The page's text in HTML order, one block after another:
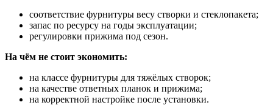
соответствие фурнитуры весу створки и стеклопакета;
запас по ресурсу на годы эксплуатации;
регулировки прижима под сезон.
На чём не стоит экономить:
на классе фурнитуры для тяжёлых створок;
на качестве ответных планок и прижима;
на корректной настройке после установки.